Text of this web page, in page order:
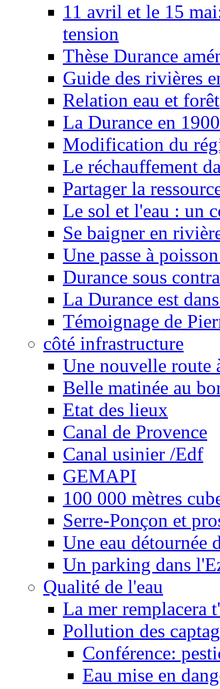
11 avril et le 15
tension
Thèse Durance
Guide des rivières
Relation eau et forêt
La Durance en 1900
Modification du
Le réchauffement
Partager la
Le sol et l'eau : un
Se baigner en
Une passe à
Durance sous
La Durance est
Témoignage de
côté infrastructure
Une nouvelle route
Belle matinée au
Etat des lieux
Canal de Provence
Canal usinier /Edf
GEMAPI
100 000 mètres
Serre-Ponçon et
Une eau détournée
Un parking dans
Qualité de l'eau
La mer remplacera
Pollution des
Conférence:
Eau mise en